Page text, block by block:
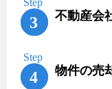
不動産会
物件の売